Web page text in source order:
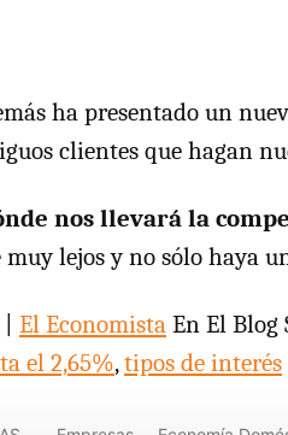
ha presentado un
clientes que hagan
nos llevará la
muy lejos y no sólo haya
El Economista En El Blog
el 2,65%,tipos de interés